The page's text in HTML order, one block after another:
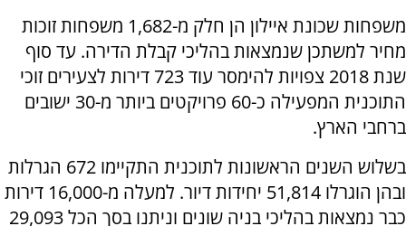
משפחות שכונת איילון הן חלק מ-1,682 משפחות זוכות
מחיר למשתכן שנמצאות בהליכי קבלת הדירה. עד סוף
שנת 2018 צפויות להימסר עוד 723 דירות לצעירים זוכי
התוכנית המפעילה כ-60 פרויקטים ביותר מ-30 ישובים
ברחבי הארץ.
בשלוש השנים הראשונות לתוכנית התקיימו 672 הגרלות
ובהן הוגרלו 51,814 יחידות דיור. למעלה מ-16,000 דירות
כבר נמצאות בהליכי בניה שונים וניתנו בסך הכל 29,093